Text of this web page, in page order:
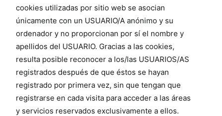
cookies utilizadas por sitio web se asocian
únicamente con un USUARIO/A anónimo y su
ordenador y no proporcionan por sí el nombre y
apellidos del USUARIO. Gracias a las cookies,
resulta posible reconocer a los/las USUARIOS/AS
registrados después de que éstos se hayan
registrado por primera vez, sin que tengan que
registrarse en cada visita para acceder a las áreas
y servicios reservados exclusivamente a ellos.